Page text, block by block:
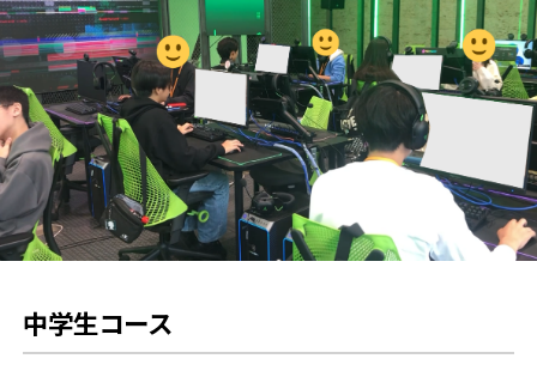
中学生コース